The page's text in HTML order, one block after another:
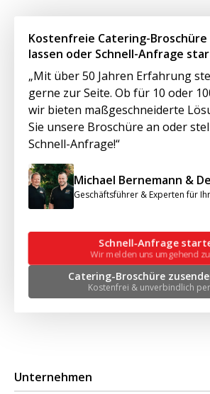
Kostenfreie Catering-Broschüre
lassen oder Schnell-Anfrage
„Mit über 50 Jahren Erfahrung
gerne zur Seite. Ob für 10 oder
wir bieten maßgeschneiderte
Sie unsere Broschüre an oder
Schnell-Anfrage!“
Michael Bernemann &
Geschäftsführer & Experten für
Schnell-Anfrage
Wir melden uns umgehend
Catering-Broschüre
Kostenfrei & unverbindlich
Unternehmen